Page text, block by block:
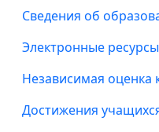
Сведения об
Электронные ресурсы
Независимая оценка
Достижения